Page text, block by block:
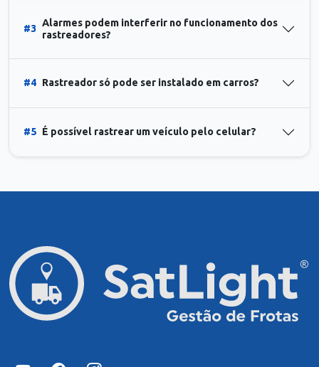
#3
Alarmes podem interferir no funcionamento dos
rastreadores?
#4 Rastreador só pode ser instalado em carros?
#5 É possível rastrear um veículo pelo celular?